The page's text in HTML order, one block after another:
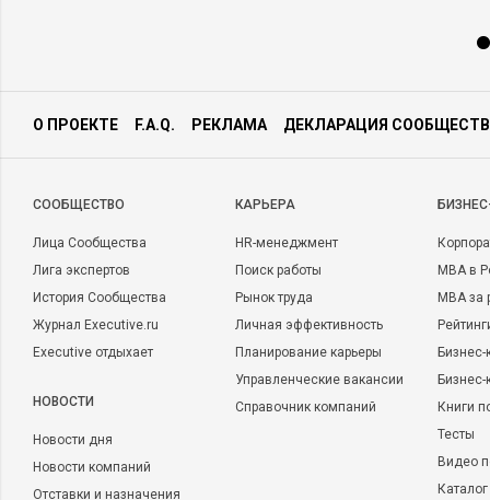
О ПРОЕКТЕ F.A.Q. РЕКЛАМА ДЕКЛАРАЦИЯ
CООБЩЕСТВО
Лица Сообщества
Лига экспертов
История Сообщества
Журнал Executive.ru
Executive отдыхает
НОВОСТИ
Новости дня
Новости компаний
Отставки и назначения
КАРЬЕРА
HR-менеджмент
Поиск работы
Рынок труда
Личная эффективность
Планирование карьеры
Управленческие вакансии
Справочник компаний
MBA в
MBA
Бизнес-
Книги
Тесты
Видео